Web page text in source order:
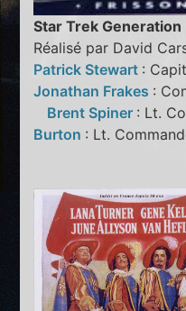
Star Trek
Réalisé par David
Patrick Stewart :
Jonathan Frakes :
Brent Spiner : Lt.
Burton : Lt.